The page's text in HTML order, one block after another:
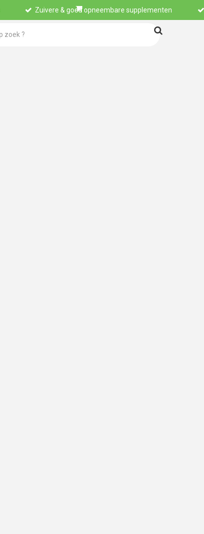
Zuivere & goed opneembare supplementen